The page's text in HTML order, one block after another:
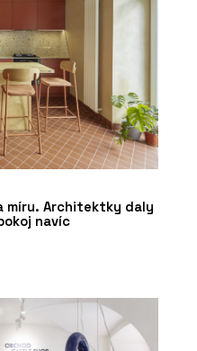
míru. Architektky daly
navíc